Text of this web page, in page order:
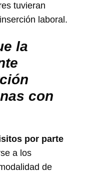
tuvieran
laboral.
la
con
por parte
a los
de